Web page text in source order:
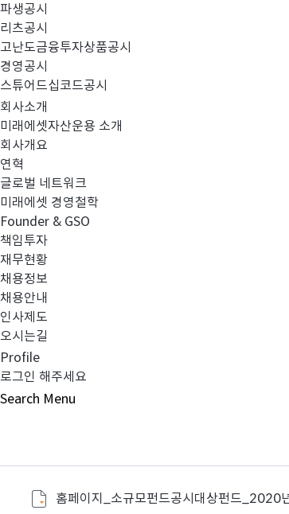
파생공시
리츠공시
고난도금융투자상품공시
경영공시
스튜어드십코드공시
회사소개
미래에셋자산운용 소개
회사개요
연혁
글로벌 네트워크
미래에셋 경영철학
Founder & GSO
책임투자
재무현황
채용정보
채용안내
인사제도
오시는길
Profile
로그인 해주세요
Search Menu
제 목 : 소규모펀드 공시
(1) 법 시행령 제93조 제3항 제4호, 5호에 의한
[ 소규모펀드 1년, 1개월, 이행계획, 이행실적,
- 첨부파일 참조
(2) 기준일 :
* 해당 집합투자기구는 설정(설립) 이후 1년
원본액이 50억원 미만으로, 법 제192조 제1
홈페이지_소규모펀드공시대상펀드_2020